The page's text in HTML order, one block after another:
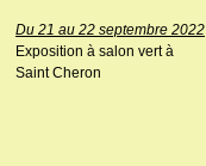
Du 21 au 22 septembre 2022
Exposition à salon vert à
Saint Cheron